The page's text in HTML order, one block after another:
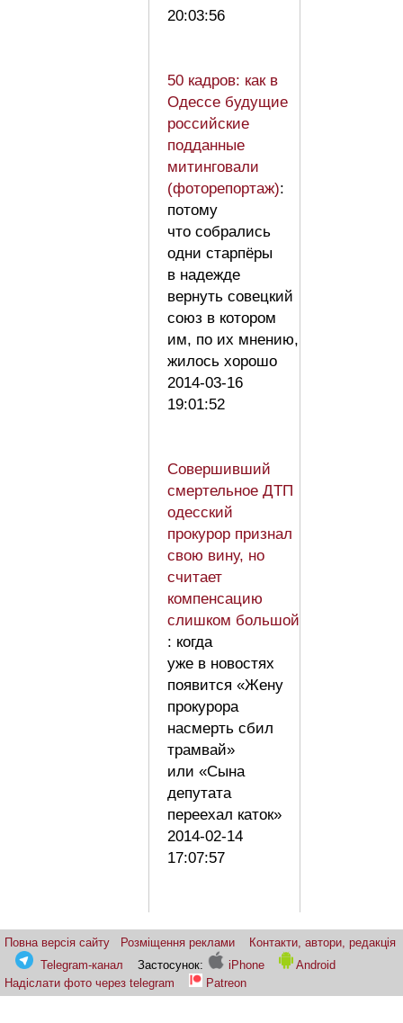
20:03:56
50 кадров: как в
Одессе будущие
российские
подданные
митинговали
(фоторепортаж):
потому
что собрались
одни старпёры
в надежде
вернуть совецкий
союз в котором
им, по их мнению,
жилось хорошо
2014-03-16
19:01:52
Совершивший
смертельное ДТП
одесский
прокурор признал
свою вину, но
считает
компенсацию
слишком большой
: когда
уже в новостях
появится «Жену
прокурора
насмерть сбил
трамвай»
или «Сына
депутата
переехал каток»
2014-02-14
17:07:57
Повна версія сайту Розміщення реклами
Контакти, автори, редакція
Telegram-канал
Застосунок: iPhone
Android
Надіслати фото через telegram
Patreon